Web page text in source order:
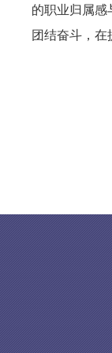
的职业归属感
团结奋斗，